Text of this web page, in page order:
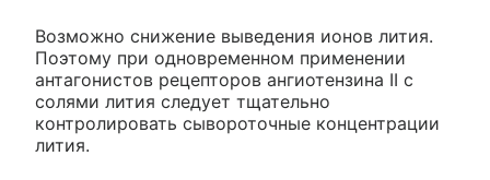
Возможно снижение выведения ионов лития.
Поэтому при одновременном применении
антагонистов рецепторов ангиотензина II с
солями лития следует тщательно
контролировать сывороточные концентрации
лития.